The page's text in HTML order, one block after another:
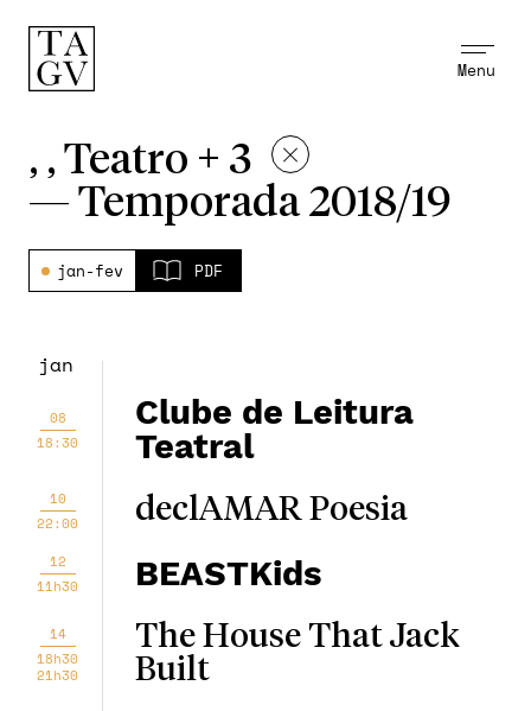
Menu
, , Teatro + 3
— Temporada 2018/19
jan-fev PDF
jan
08
18:30
Clube de Leitura
Teatral
10
22:00
declAMAR Poesia
12
11h30
BEASTKids
14
18h30
21h30
The House That Jack
Built